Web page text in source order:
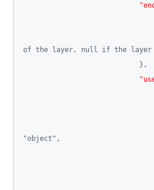
of the layer, null if the layer
} ,
"object" ,